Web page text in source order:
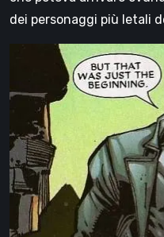
dei personaggi più letali